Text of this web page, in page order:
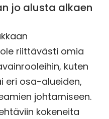
jo alusta alkaen
riittävästi omia
kuten
eri osa-alueiden,
johtamiseen.
kokeneita